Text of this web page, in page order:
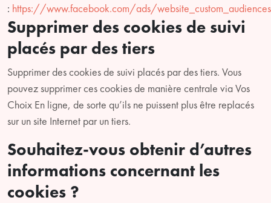
: https://www.facebook.com/ads/
Supprimer des cookies de suivi
placés par des tiers
Supprimer des cookies de suivi placés par des tiers. Vous
pouvez supprimer ces cookies de manière centrale via Vos
Choix En ligne, de sorte qu’ils ne puissent plus être replacés
sur un site Internet par un tiers.
Souhaitez-vous obtenir d’autres
informations concernant les
cookies ?